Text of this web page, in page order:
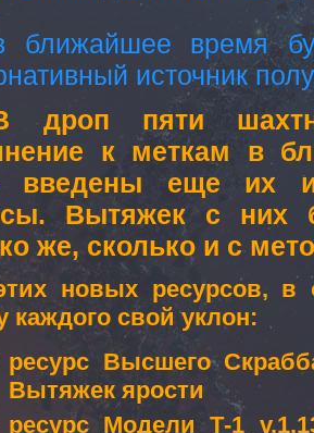
время
источник
дроп пяти
к меткам в
введены еще их
Вытяжек с них
же, сколько и с
новых ресурсов, в
каждого свой уклон:
ресурс Высшего
Вытяжек ярости
ресурс Модели Т-1